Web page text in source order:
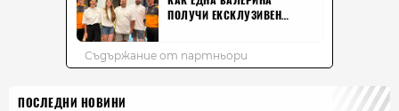
ПОСЛЕДНИ НОВИНИ